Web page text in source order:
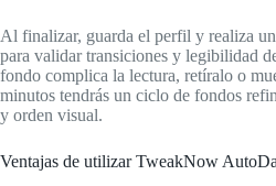
Al finalizar, guarda el perfil y realiza
para validar transiciones y legibilidad
fondo complica la lectura, retíralo o
minutos tendrás un ciclo de fondos
y orden visual.
Ventajas de utilizar TweakNow